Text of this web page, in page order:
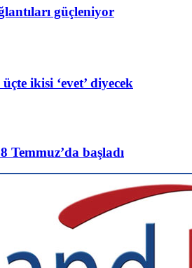
güçleniyor
ikisi ‘evet’ diyecek
başladı